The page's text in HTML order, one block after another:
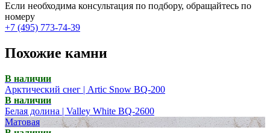
Если необходима консультация по подбору, обращайтесь по
номеру
+7 (495) 773-74-39
Похожие камни
В наличии
Арктический снег | Artic Snow BQ-200
В наличии
Белая долина | Valley White BQ-2600
Матовая